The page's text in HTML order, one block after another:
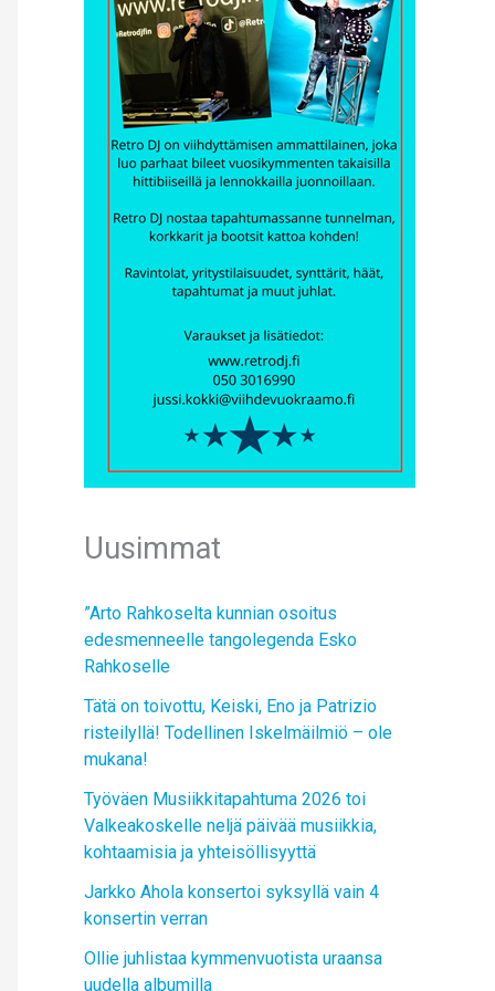
Uusimmat
”Arto Rahkoselta kunnian osoitus
edesmenneelle tangolegenda Esko
Rahkoselle
Tätä on toivottu, Keiski, Eno ja Patrizio
risteilyllä! Todellinen Iskelmäilmiö – ole
mukana!
Työväen Musiikkitapahtuma 2026 toi
Valkeakoskelle neljä päivää musiikkia,
kohtaamisia ja yhteisöllisyyttä
Jarkko Ahola konsertoi syksyllä vain 4
konsertin verran
Ollie juhlistaa kymmenvuotista uraansa
uudella albumilla